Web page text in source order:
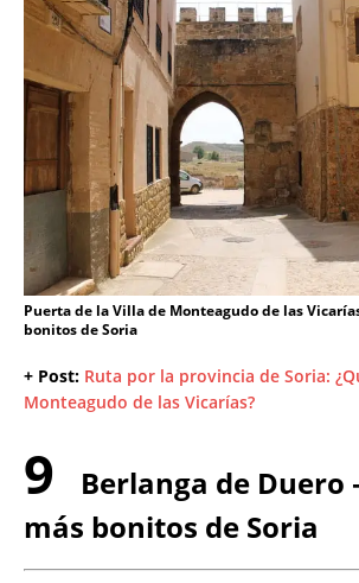
Puerta de la Villa de Monteagudo de las
bonitos de Soria
+ Post: Ruta por la provincia de Soria:
Monteagudo de las Vicarías?
9
Berlanga de Duero
más bonitos de Soria